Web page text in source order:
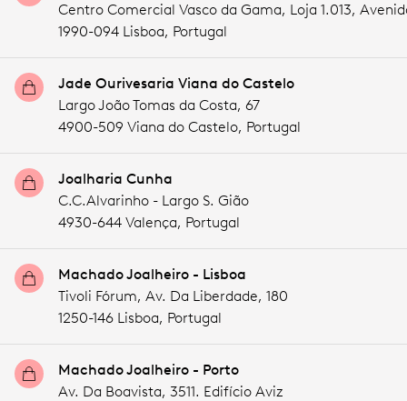
Centro Comercial Vasco da Gama, Loja 1.013,
1990-094 Lisboa, Portugal
Jade Ourivesaria Viana do Castelo
Largo João Tomas da Costa, 67
4900-509 Viana do Castelo, Portugal
Joalharia Cunha
C.C.Alvarinho - Largo S. Gião
4930-644 Valença, Portugal
Machado Joalheiro - Lisboa
Tivoli Fórum, Av. Da Liberdade, 180
1250-146 Lisboa, Portugal
Machado Joalheiro - Porto
Av. Da Boavista, 3511. Edifício Aviz